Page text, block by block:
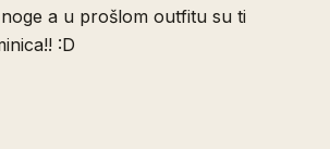
a u prošlom outfitu su ti
:D